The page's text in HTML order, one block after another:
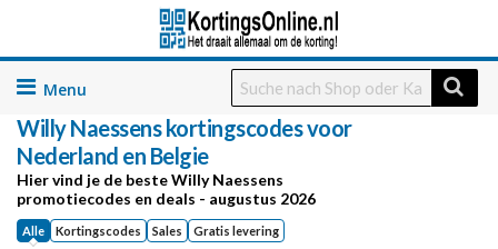
Skip
content
Willy Naessenskortingscodes voor
Nederland en Belgie
Hier vind je de beste Willy Naessens
promotiecodes en deals - augustus 2026
Alle Kortingscodes Sales Gratis levering